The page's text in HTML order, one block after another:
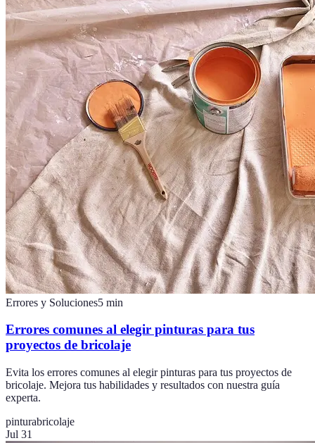
Errores y Soluciones5 min
Errores comunes al elegir pinturas para tus
proyectos de bricolaje
Evita los errores comunes al elegir pinturas para tus proyectos de
bricolaje. Mejora tus habilidades y resultados con nuestra guía
experta.
pinturabricolaje
Jul 31